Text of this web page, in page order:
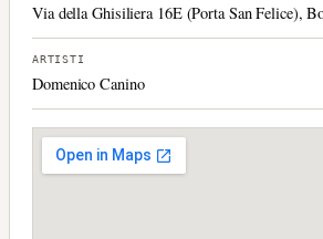
Via della Ghisiliera 16E (Porta San Felice),
ARTISTI
Domenico Canino